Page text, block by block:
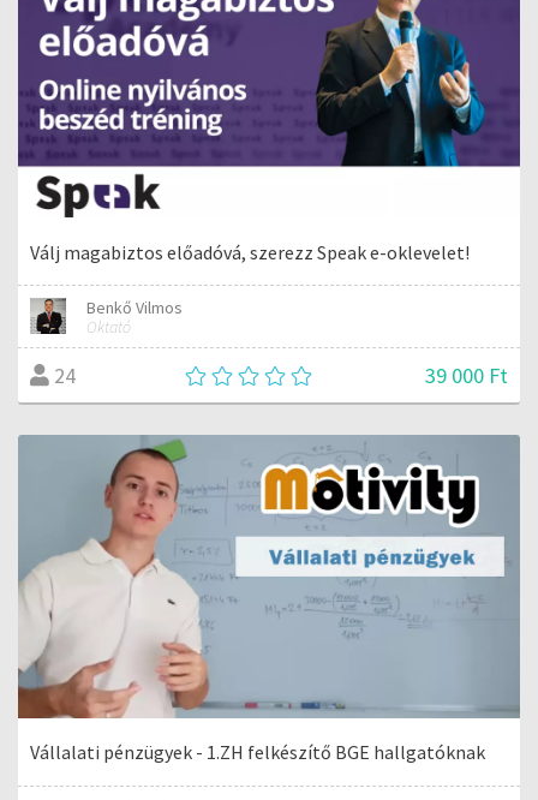
Válj magabiztos előadóvá, szerezz Speak e-oklevelet!
Benkő Vilmos
Oktató
24 39 000 Ft
Vállalati pénzügyek - 1.ZH felkészítő BGE hallgatóknak